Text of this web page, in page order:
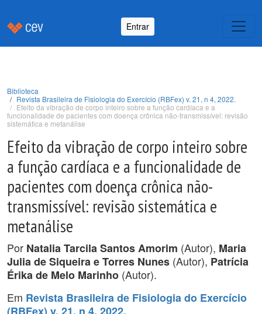
Entrar
Biblioteca
Revista Brasileira de Fisiologia do Exercício (RBFex) v. 21, n 4, 2022.
Efeito da vibração de corpo inteiro sobre a função cardíaca e a
funcionalidade de pacientes com doença crônica não-transmissível: revisão
sistemática e metanálise
Efeito da vibração de corpo inteiro sobre
a função cardíaca e a funcionalidade de
pacientes com doença crônica não-
transmissível: revisão sistemática e
metanálise
Por Natalia Tarcila Santos Amorim (Autor), Maria
Julia de Siqueira e Torres Nunes (Autor), Patrícia
Érika de Melo Marinho (Autor).
Em Revista Brasileira de Fisiologia do Exercício